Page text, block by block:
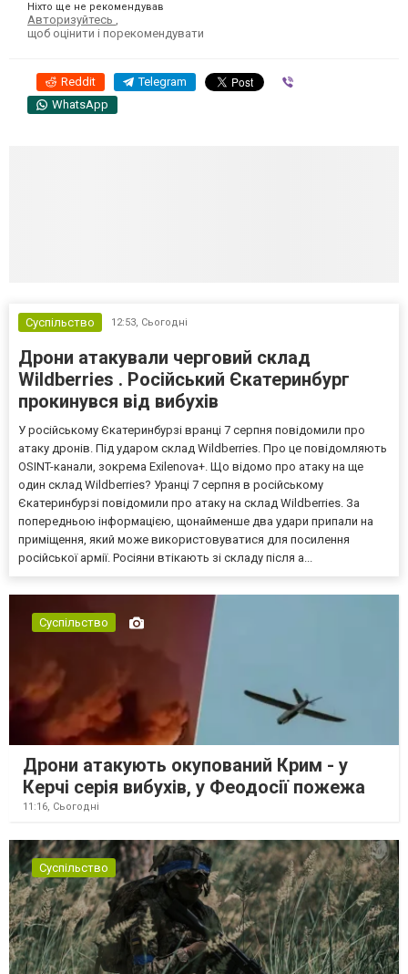
Ніхто ще не рекомендував
Авторизуйтесь ,
щоб оцінити і порекомендувати
Reddit Telegram
WhatsApp
Суспільство 12:53, Сьогодні
Дрони атакували черговий склад
Wildberries . Російський Єкатеринбург
прокинувся від вибухів
У російському Єкатеринбурзі вранці 7 серпня повідомили про
атаку дронів. Під ударом склад Wildberries. Про це повідомляють
OSINT-канали, зокрема Exilenova+. Що відомо про атаку на ще
один склад Wildberries? Уранці 7 серпня в російському
Єкатеринбурзі повідомили про атаку на склад Wildberries. За
попередньою інформацією, щонайменше два удари припали на
приміщення, який може використовуватися для посилення
російської армії. Росіяни втікають зі складу після а...
Суспільство
Дрони атакують окупований Крим - у
Керчі серія вибухів, у Феодосії пожежа
11:16, Сьогодні
Суспільство